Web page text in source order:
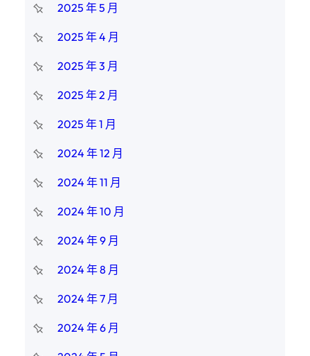
2025 年 5 月
2025 年 4 月
2025 年 3 月
2025 年 2 月
2025 年 1 月
2024 年 12 月
2024 年 11 月
2024 年 10 月
2024 年 9 月
2024 年 8 月
2024 年 7 月
2024 年 6 月